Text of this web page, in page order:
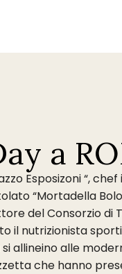
a
Esposizoni “,
“Mortadella
del Consorzio
il nutrizionista
allineino alle
che hanno